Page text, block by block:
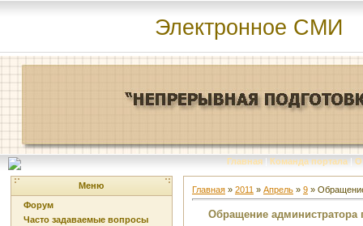
Электронное СМИ
Главная | Команда портала | О
Меню
Форум
Часто задаваемые вопросы
Главная » 2011 » Апрель » 9 »
Обращение администратора